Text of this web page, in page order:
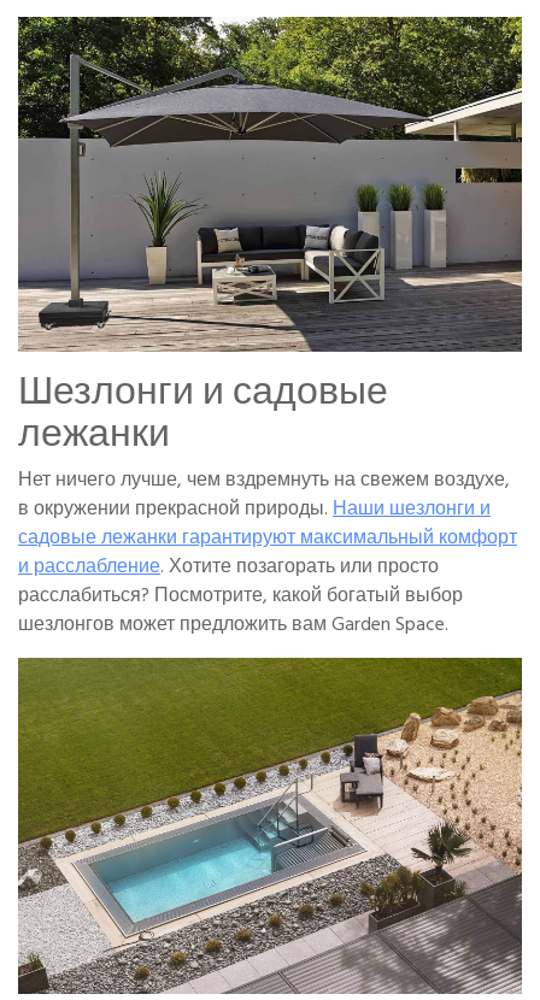
Шезлонги и садовые
лежанки
Нет ничего лучше, чем вздремнуть на свежем воздухе,
в окружении прекрасной природы.Наши шезлонги и
садовые лежанки гарантируют максимальный комфорт
и расслабление. Хотите позагорать или просто
расслабиться? Посмотрите, какой богатый выбор
шезлонгов может предложить вам Garden Space.